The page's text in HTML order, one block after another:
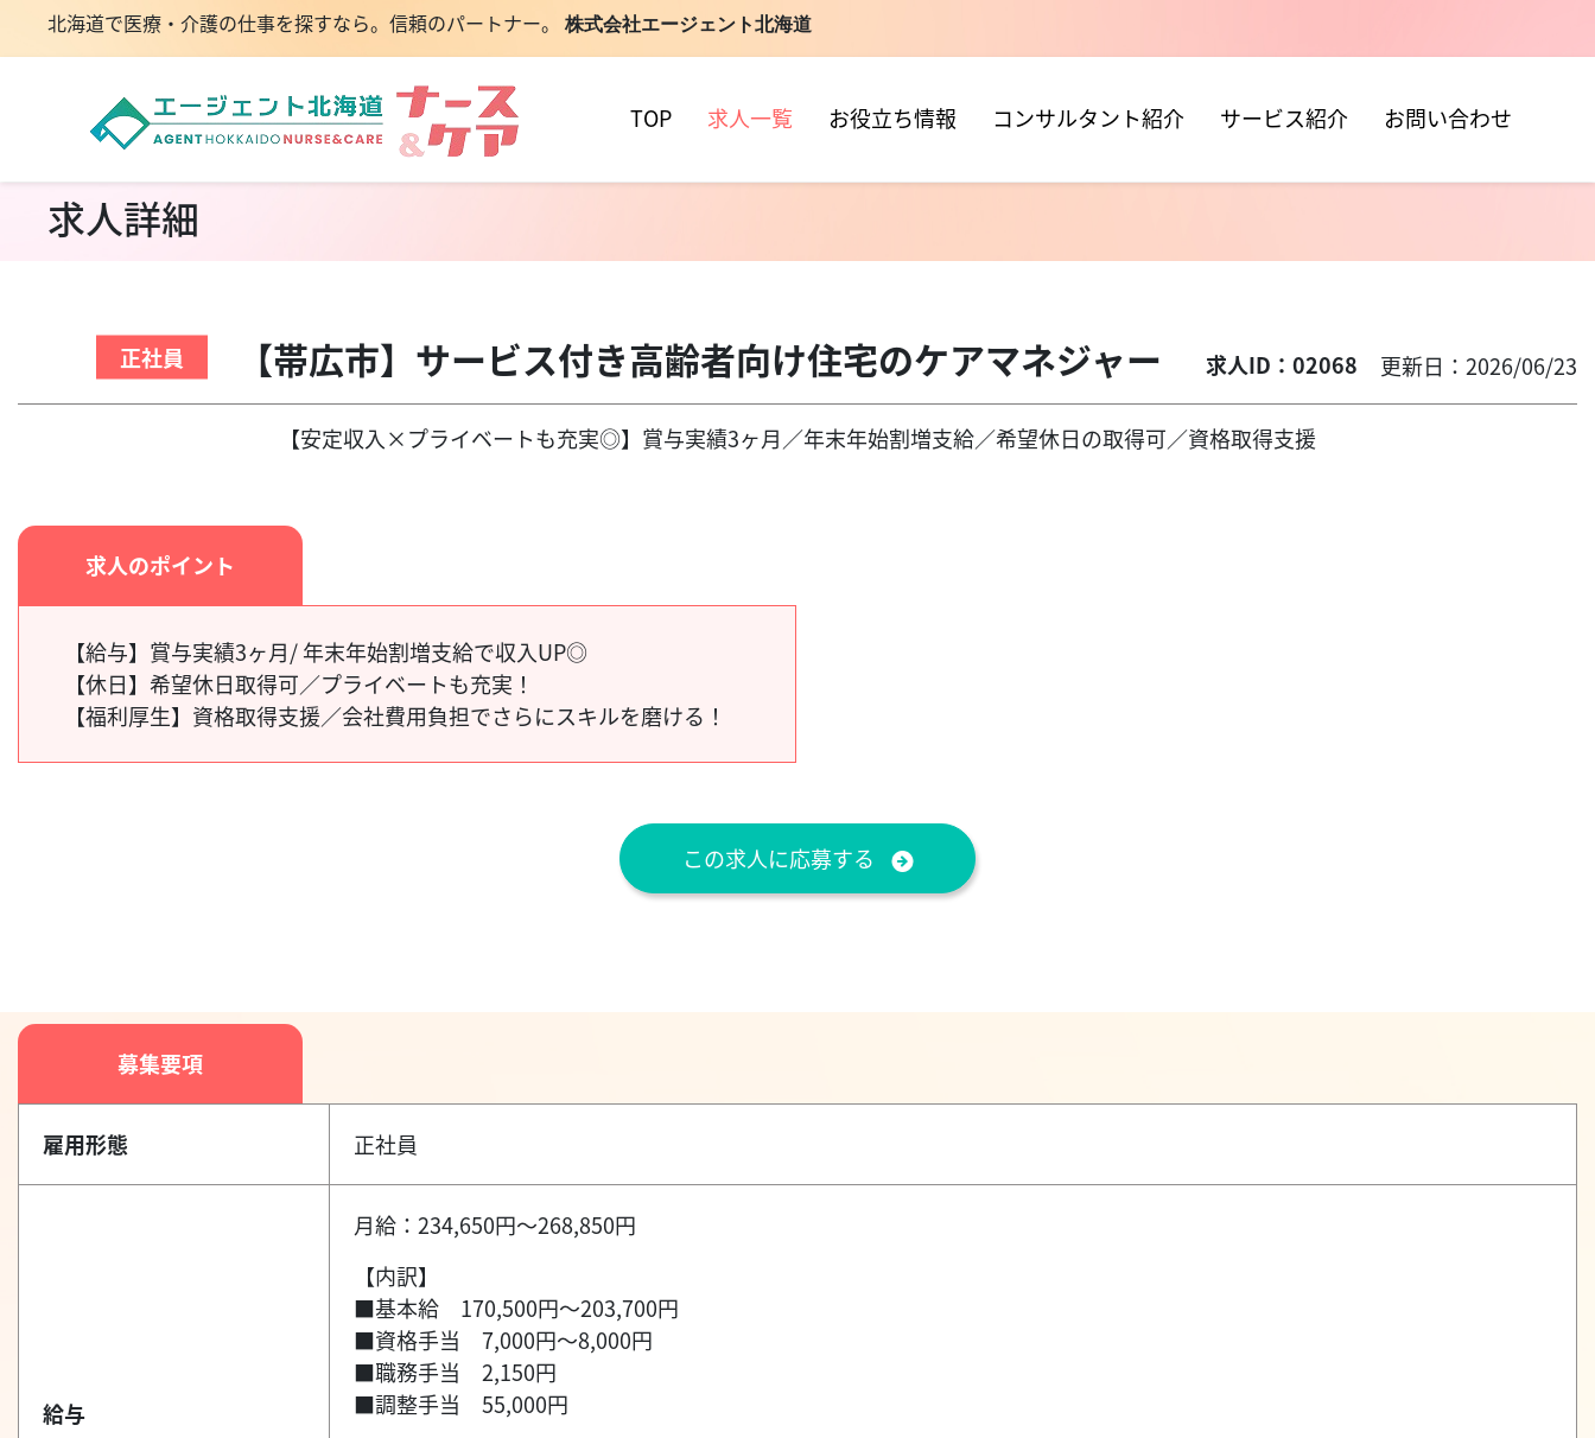
北海道で医療・介護の仕事を探すなら。信頼のパートナー。 株式会社エージェント北海道
TOP 求人一覧 お役立ち情報 コンサルタント紹介 サービス紹介 お問い合わせ
求人詳細
正社員 【帯広市】サービス付き高齢者向け住宅のケアマネジャー 求人ID：02068 更新日：2026/06/23
【安定収入×プライベートも充実◎】賞与実績3ヶ月／年末年始割増支給／希望休日の取得可／資格取得支援
求人のポイント
【給与】 賞与実績3ヶ月/ 年末年始割増支給で収入UP◎
【休日】 希望休日取得可／プライベートも充実！
【福利厚生】 資格取得支援／会社費用負担でさらにスキルを磨ける！
この求人に応募する
募集要項
雇用形態 正社員
給与
月給：234,650円～268,850円
【内訳】
■基本給 170,500円～203,700円
■資格手当 7,000円～8,000円
■職務手当 2,150円
■調整手当 55,000円